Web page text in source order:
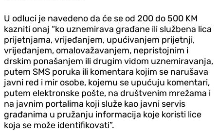
U odluci je navedeno da će se od 200 do 500 KM
kazniti onaj “ko uznemirava građane ili službena lica
prijetnjama, vrijeđanjem, upućivanjem prijetnji,
vrijeđanjem, omalovažavanjem, nepristojnim i
drskim ponašanjem ili drugim vidom uznemiravanja,
putem SMS poruka ili komentara kojim se narušava
javni red i mir osobe, kojemu se upućuju komentari,
putem elektronske pošte, na društvenim mrežama i
na javnim portalima koji služe kao javni servis
građanima u pružanju informacija koje koristi lice
koja se može identifikovati”.